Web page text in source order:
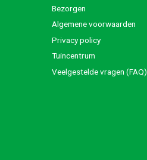
Bezorgen
Algemene voorwaarden
Privacy policy
Tuincentrum
Veelgestelde vragen (FAQ)